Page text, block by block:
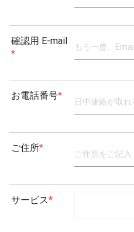
確認用 E-mail
*
お電話番号*
ご住所*
サービス*